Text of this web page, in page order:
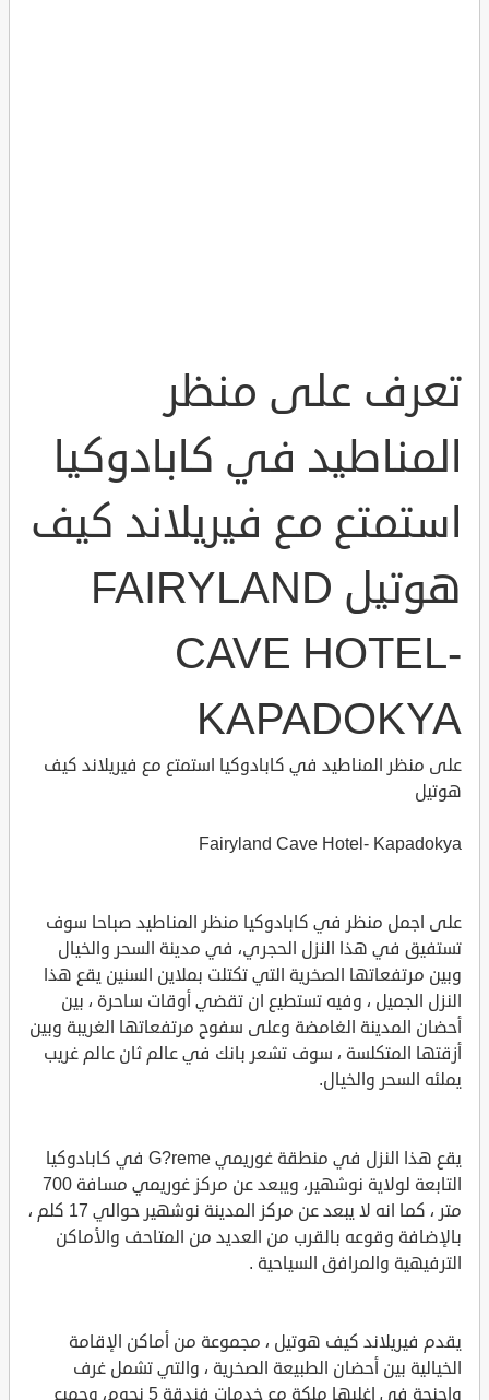
تعرف على منظر
المناطيد في كابادوكيا
استمتع مع فيريلاند كيف
هوتيل FAIRYLAND
CAVE HOTEL-
KAPADOKYA
على منظر المناطيد في كابادوكيا استمتع مع فيريلاند كيف
هوتيل
Fairyland Cave Hotel- Kapadokya
على اجمل منظر في كابادوكيا منظر المناطيد صباحا سوف
تستفيق في هذا النزل الحجري، في مدينة السحر والخيال
وبين مرتفعاتها الصخرية التي تكتلت بملاين السنين يقع هذا
النزل الجميل ، وفيه تستطيع ان تقضي أوقات ساحرة ، بين
أحضان المدينة الغامضة وعلى سفوح مرتفعاتها الغريبة وبين
أزقتها المتكلسة ، سوف تشعر بانك في عالم ثان عالم غريب
يملئه السحر والخيال.
يقع هذا النزل في منطقة غوريمي G?reme في كابادوكيا
التابعة لولاية نوشهير، ويبعد عن مركز غوريمي مسافة 700
متر ، كما انه لا يبعد عن مركز المدينة نوشهير حوالي 17 كلم ،
بالإضافة وقوعه بالقرب من العديد من المتاحف والأماكن
الترفيهية والمرافق السياحية .
يقدم فيريلاند كيف هوتيل ، مجموعة من أماكن الإقامة
الخيالية بين أحضان الطبيعة الصخرية ، والتي تشمل غرف
واجنحة في اغلبها ملكة مع خدمات فندقة 5 نجوم، وجميع